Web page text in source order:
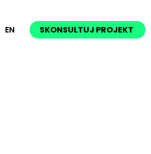
EN SKONSULTUJ PROJEKT